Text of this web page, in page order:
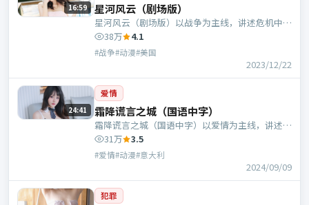
16:59 星河风云（剧场版）
星河风云（剧场版）以战争为主线，讲述危机中的
抉择与人物成长；美国班底，朴赞郁执导，汤唯、
苍井优等主演。
38万 4.1
#战争#动漫#美国
2023/12/22
24:41
爱情
霜降谎言之城（国语中字）
霜降谎言之城（国语中字）以爱情为主线，讲述危
机中的抉择与人物成长；意大利班底，宁浩执导，
苍井优、马丽等主演。
31万 3.5
#爱情#动漫#意大利
2024/09/09
犯罪